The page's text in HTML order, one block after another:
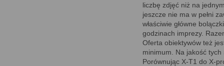
liczbę zdjęć niż na
jeszcze nie ma w pełni
właściwie główne
godzinach imprezy.
Oferta obiektywów też
minimum. Na jakość tych
Porównując X-T1 do X-